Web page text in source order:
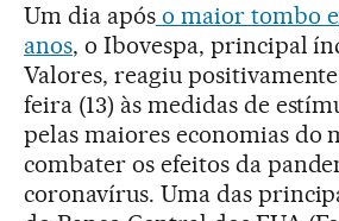
Um dia apóso maior tombo
anos, o Ibovespa, principal
Valores, reagiu
feira (13) às medidas de
pelas maiores economias do
combater os efeitos da
coronavírus. Uma das